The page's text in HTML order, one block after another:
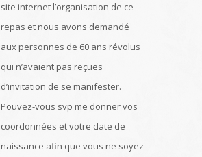
site internet l’organisation de ce
repas et nous avons demandé
aux personnes de 60 ans révolus
qui n’avaient pas reçues
d’invitation de se manifester.
Pouvez-vous svp me donner vos
coordonnées et votre date de
naissance afin que vous ne soyez